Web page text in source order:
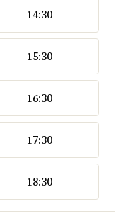
14:30
15:30
16:30
17:30
18:30